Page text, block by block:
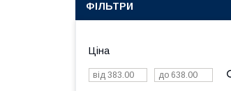
ФІЛЬТРИ
Ціна